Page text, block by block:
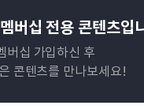
버십 전용 콘텐츠입
버십 가입하신 후
콘텐츠를 만나보세요!